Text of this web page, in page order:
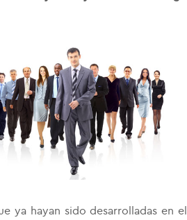
ya hayan sido desarrolladas en el